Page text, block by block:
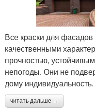
Все краски для
качественными
прочностью,
непогоды. Они не
дому индивидуальность.
читать дальше →